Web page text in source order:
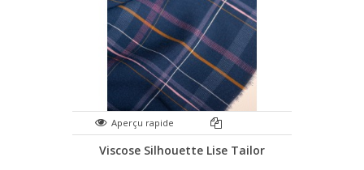
Aperçu rapide
Viscose Silhouette Lise Tailor